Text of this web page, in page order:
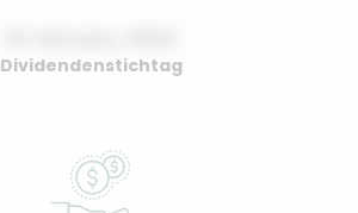
Dividendenstichtag